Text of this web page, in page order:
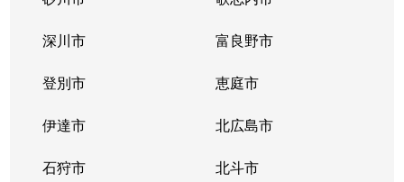
深川市 富良野市
登別市 恵庭市
伊達市 北広島市
石狩市 北斗市